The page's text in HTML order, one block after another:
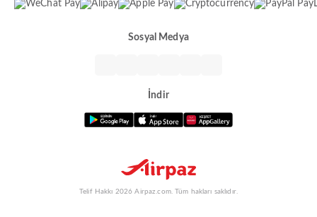
Sosyal Medya
İndir
Telif Hakkı 2026 Airpaz.com. Tüm hakları saklıdır.